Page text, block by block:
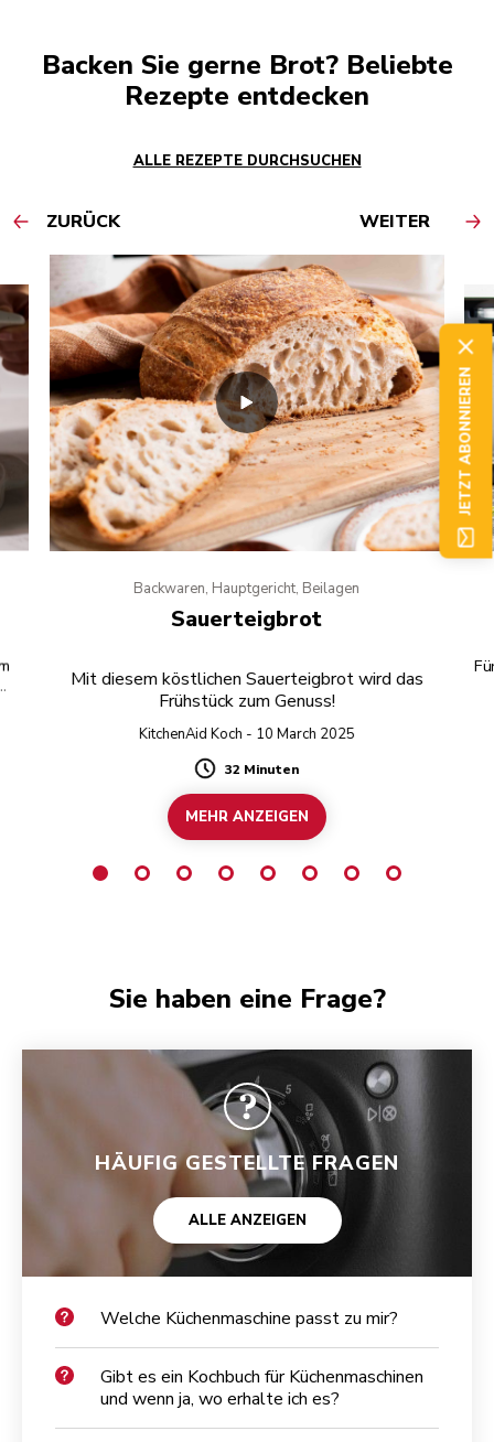
Backen Sie gerne Brot? Beliebte
Rezepte entdecken
ALLE REZEPTE DURCHSUCHEN
ZURÜCK WEITER
Backwaren, Hauptgericht, Beilagen
Sauerteigbrot
Mit diesem köstlichen Sauerteigbrot wird das
Frühstück zum Genuss!
KitchenAid Koch - 10 March 2025
Duration
32 Minuten
MEHR ANZEIGEN
Sie haben eine Frage?
HÄUFIG GESTELLTE FRAGEN
ALLE ANZEIGEN
Welche Küchenmaschine passt zu mir?
Gibt es ein Kochbuch für Küchenmaschinen
und wenn ja, wo erhalte ich es?
JETZT ABONNIEREN